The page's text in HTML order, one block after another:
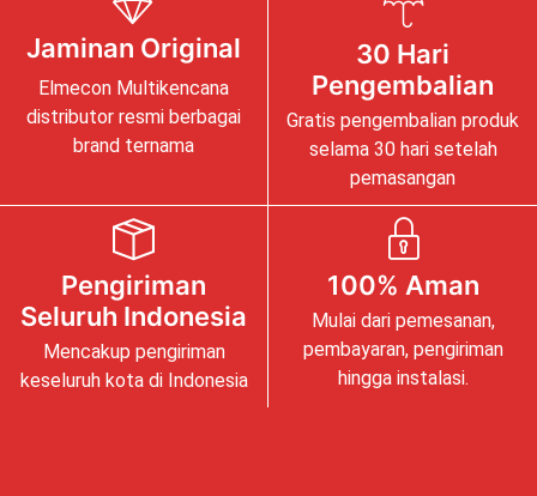
Jaminan Original
Elmecon Multikencana
distributor resmi berbagai
brand ternama
30 Hari
Pengembalian
Gratis pengembalian produk
selama 30 hari setelah
pemasangan
Pengiriman
Seluruh Indonesia
Mencakup pengiriman
keseluruh kota di Indonesia
100% Aman
Mulai dari pemesanan,
pembayaran, pengiriman
hingga instalasi.